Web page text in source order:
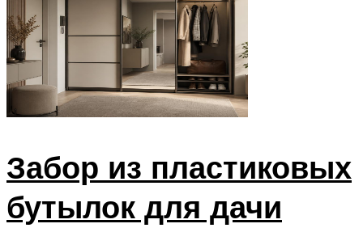
Забор из пластиковых
бутылок для дачи